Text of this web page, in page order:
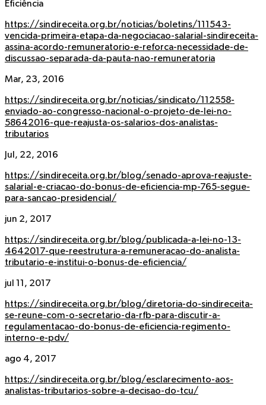
Eficiência
https://sindireceita.org.br/noticias/boletins/111543-
vencida-primeira-etapa-da-negociacao-salarial-sindireceita-
assina-acordo-remuneratorio-e-reforca-necessidade-de-
discussao-separada-da-pauta-nao-remuneratoria
Mar, 23, 2016
https://sindireceita.org.br/noticias/sindicato/112558-
enviado-ao-congresso-nacional-o-projeto-de-lei-no-
58642016-que-reajusta-os-salarios-dos-analistas-
tributarios
Jul, 22, 2016
https://sindireceita.org.br/blog/senado-aprova-reajuste-
salarial-e-criacao-do-bonus-de-eficiencia-mp-765-segue-
para-sancao-presidencial/
jun 2, 2017
https://sindireceita.org.br/blog/publicada-a-lei-no-13-
4642017-que-reestrutura-a-remuneracao-do-analista-
tributario-e-institui-o-bonus-de-eficiencia/
jul 11, 2017
https://sindireceita.org.br/blog/diretoria-do-sindireceita-
se-reune-com-o-secretario-da-rfb-para-discutir-a-
regulamentacao-do-bonus-de-eficiencia-regimento-
interno-e-pdv/
ago 4, 2017
https://sindireceita.org.br/blog/esclarecimento-aos-
analistas-tributarios-sobre-a-decisao-do-tcu/